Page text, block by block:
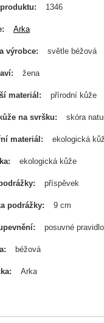
1346
Arka
výrobce světle béžová
žena
materiál přírodní kůže
na svršku skóra
materiál ekologická
ekologická kůže
příspěvek
podrážky 9 cm
posuvné pravidlo
béžová
Arka